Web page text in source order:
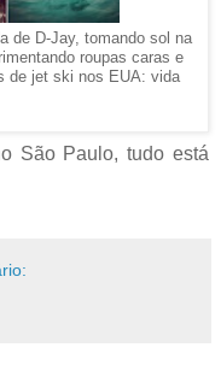
de D-Jay, tomando sol na
roupas caras e
de jet ski nos EUA: vida
São Paulo, tudo está